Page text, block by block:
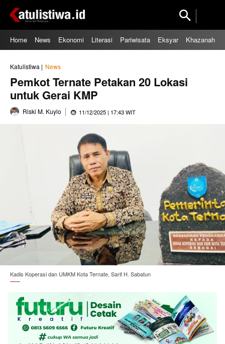
Home News Ekonomi Literasi Pariwisata Eksyar Khazanah
Katulistiwa | News
Pemkot Ternate Petakan 20 Lokasi
untuk Gerai KMP
Riski M. Kuylo 11/12/2025 | 17:43 WIT
Kadis Koperasi dan UMKM Kota Ternate, Sarif H. Sabatun